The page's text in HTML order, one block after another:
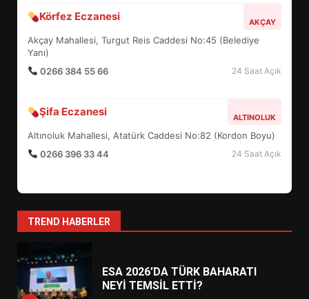
Körfez Eczanesi AKÇAY
Akçay Mahallesi, Turgut Reis Caddesi No:45 (Belediye
Yanı)
0266 384 55 66
24 Saat Açık
Şifa Eczanesi ALTINOLUK
Altınoluk Mahallesi, Atatürk Caddesi No:82 (Kordon Boyu)
0266 396 33 44
24 Saat Açık
TREND HABERLER
6
TURNUVASI KAYITLARI NEYİ
7
YENİ YÖNETİM NASIL
ŞEKİLLENDİ?
1
HAREKETE GEÇİYOR: GÖZLER
ESA 2026’DA TÜRK BAHARATI
NEYİ TEMSİL ETTİ?